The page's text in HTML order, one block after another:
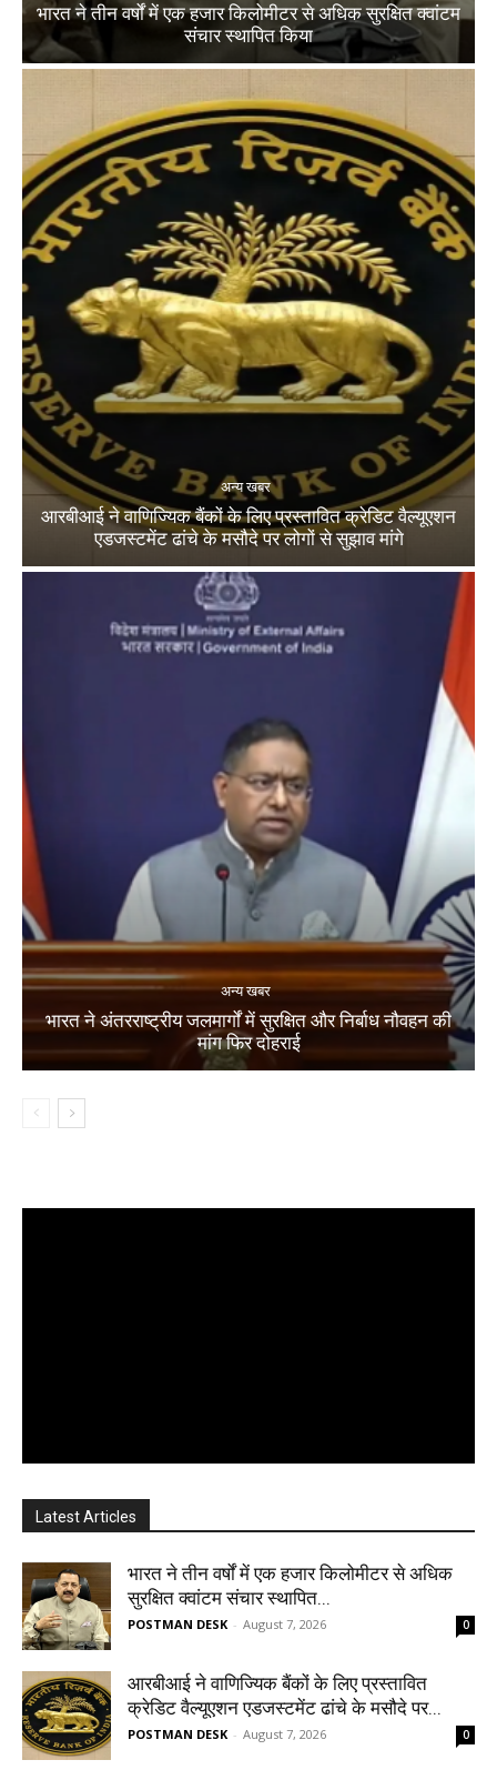
भारत ने तीन वर्षों में एक हजार किलोमीटर से अधिक सुरक्षित क्वांटम
संचार स्थापित किया
अन्य खबर
आरबीआई ने वाणिज्यिक बैंकों के लिए प्रस्तावित क्रेडिट वैल्यूएशन
एडजस्टमेंट ढांचे के मसौदे पर लोगों से सुझाव मांगे
अन्य खबर
भारत ने अंतरराष्ट्रीय जलमार्गों में सुरक्षित और निर्बाध नौवहन की
मांग फिर दोहराई
Latest Articles
भारत ने तीन वर्षों में एक हजार किलोमीटर से अधिक
सुरक्षित क्वांटम संचार स्थापित...
POSTMAN DESK - August 7, 2026 0
आरबीआई ने वाणिज्यिक बैंकों के लिए प्रस्तावित
क्रेडिट वैल्यूएशन एडजस्टमेंट ढांचे के मसौदे पर...
POSTMAN DESK - August 7, 2026 0